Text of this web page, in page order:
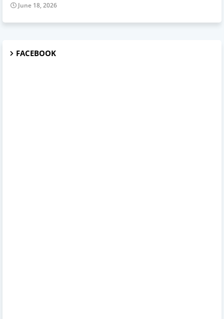
June 18, 2026
FACEBOOK